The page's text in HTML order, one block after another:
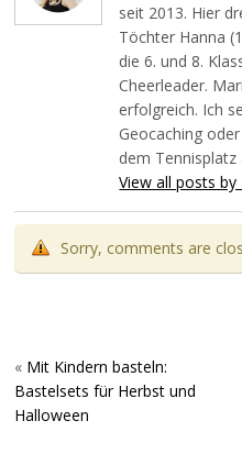
seit 2013. Hier
Töchter Hanna
die 6. und 8.
Cheerleader.
erfolgreich. Ich
Geocaching
dem Tennisplatz
View all posts
Sorry, comments are
« Mit Kindern basteln:
Bastelsets für Herbst und
Halloween